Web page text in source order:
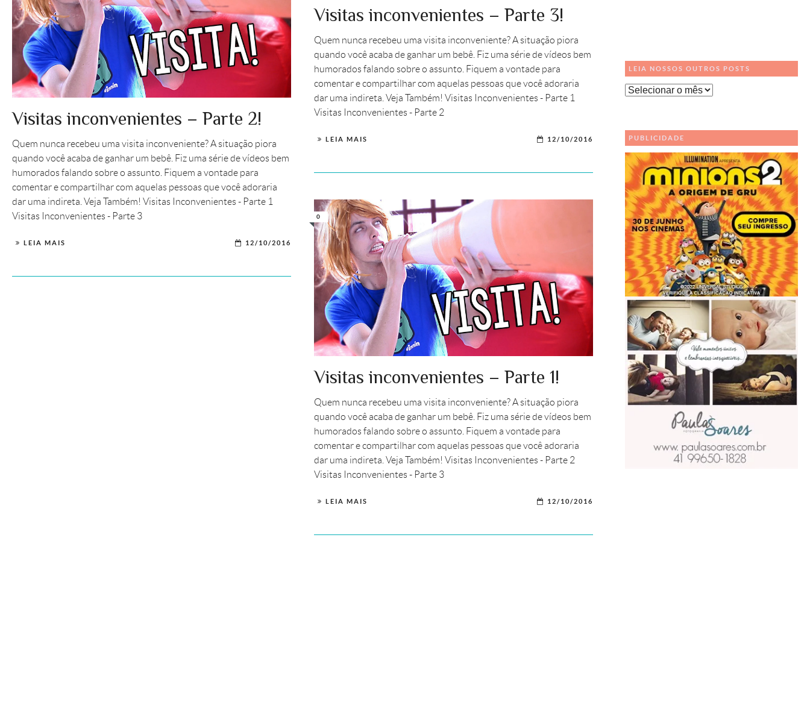
Visitas inconvenientes – Parte 3!
Quem nunca recebeu uma visita inconveniente? A situação piora
quando você acaba de ganhar um bebê. Fiz uma série de vídeos bem
humorados falando sobre o assunto. Fiquem a vontade para
comentar e compartilhar com aquelas pessoas que você adoraria
dar uma indireta. Veja Também! Visitas Inconvenientes - Parte 1
Visitas Inconvenientes - Parte 2
LEIA MAIS 12/10/2016
Visitas inconvenientes – Parte 2!
Quem nunca recebeu uma visita inconveniente? A situação piora
quando você acaba de ganhar um bebê. Fiz uma série de vídeos bem
humorados falando sobre o assunto. Fiquem a vontade para
comentar e compartilhar com aquelas pessoas que você adoraria
dar uma indireta. Veja Também! Visitas Inconvenientes - Parte 1
Visitas Inconvenientes - Parte 3
LEIA MAIS 12/10/2016
0
Visitas inconvenientes – Parte 1!
Quem nunca recebeu uma visita inconveniente? A situação piora
quando você acaba de ganhar um bebê. Fiz uma série de vídeos bem
humorados falando sobre o assunto. Fiquem a vontade para
comentar e compartilhar com aquelas pessoas que você adoraria
dar uma indireta. Veja Também! Visitas Inconvenientes - Parte 2
Visitas Inconvenientes - Parte 3
LEIA MAIS 12/10/2016
LEIA NOSSOS OUTROS POSTS
Leia
Posts
PUBLICIDADE